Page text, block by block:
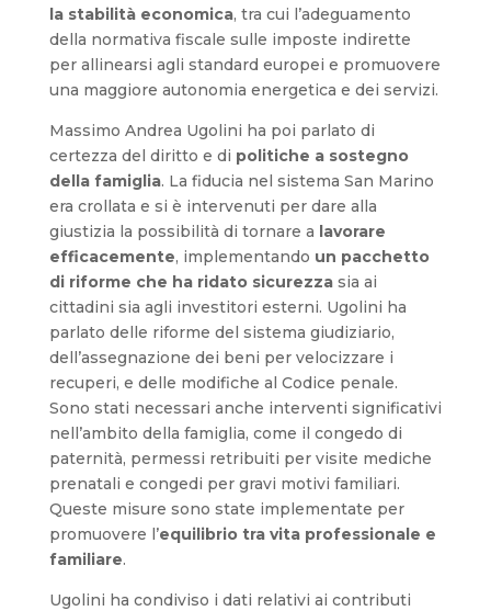
la stabilità economica, tra cui l’adeguamento
della normativa fiscale sulle imposte indirette
per allinearsi agli standard europei e promuovere
una maggiore autonomia energetica e dei servizi.
Massimo Andrea Ugolini ha poi parlato di
certezza del diritto e di politiche a sostegno
della famiglia. La fiducia nel sistema San Marino
era crollata e si è intervenuti per dare alla
giustizia la possibilità di tornare a lavorare
efficacemente, implementando un pacchetto
di riforme che ha ridato sicurezzasia ai
cittadini sia agli investitori esterni. Ugolini ha
parlato delle riforme del sistema giudiziario,
dell’assegnazione dei beni per velocizzare i
recuperi, e delle modifiche al Codice penale.
Sono stati necessari anche interventi significativi
nell’ambito della famiglia, come il congedo di
paternità, permessi retribuiti per visite mediche
prenatali e congedi per gravi motivi familiari.
Queste misure sono state implementate per
promuovere l’equilibrio tra vita professionale e
familiare.
Ugolini ha condiviso i dati relativi ai contributi